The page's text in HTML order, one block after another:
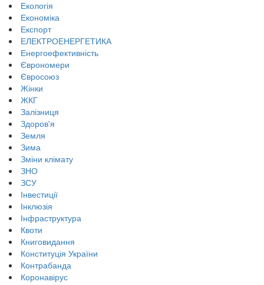
Екологія
Економіка
Експорт
ЕЛЕКТРОЕНЕРГЕТИКА
Енергоефективність
Єврономери
Євросоюз
Жінки
ЖКГ
Залізниця
Здоров'я
Земля
Зима
Зміни клімату
ЗНО
ЗСУ
Інвестиції
Інклюзія
Інфраструктура
Квоти
Книговидання
Конституція України
Контрабанда
Коронавірус